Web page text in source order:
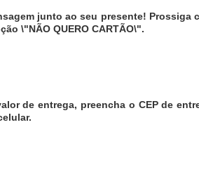
junto ao seu presente! Prossiga
\"NÃO QUERO CARTÃO\".
de entrega, preencha o CEP de